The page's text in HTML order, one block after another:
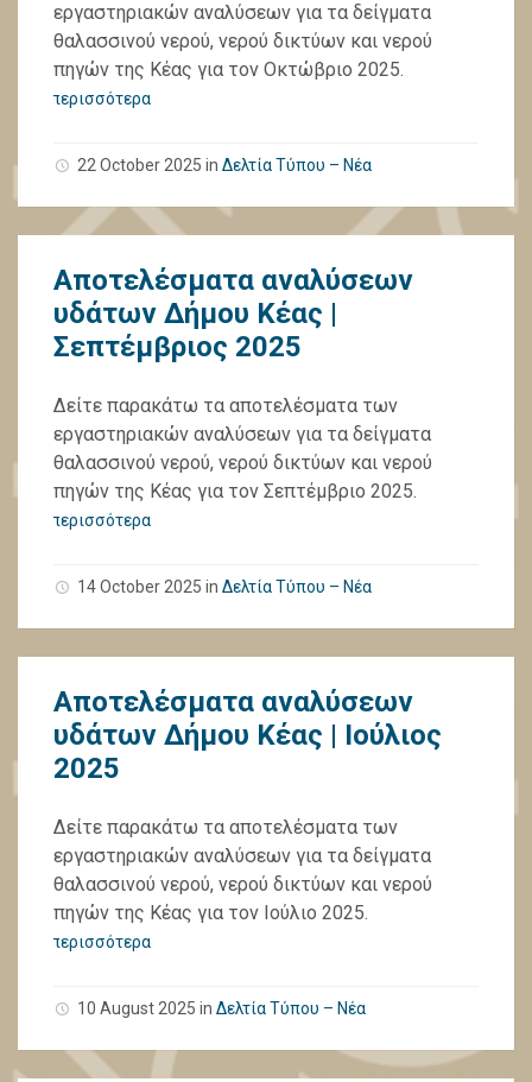
εργαστηριακών αναλύσεων για τα δείγματα
θαλασσινού νερού, νερού δικτύων και νερού
πηγών της Κέας για τον Οκτώβριο 2025.
περισσότερα
22 October 2025 in Δελτία Τύπου – Νέα
Αποτελέσματα αναλύσεων
υδάτων Δήμου Κέας |
Σεπτέμβριος 2025
Δείτε παρακάτω τα αποτελέσματα των
εργαστηριακών αναλύσεων για τα δείγματα
θαλασσινού νερού, νερού δικτύων και νερού
πηγών της Κέας για τον Σεπτέμβριο 2025.
περισσότερα
14 October 2025 in Δελτία Τύπου – Νέα
Αποτελέσματα αναλύσεων
υδάτων Δήμου Κέας | Ιούλιος
2025
Δείτε παρακάτω τα αποτελέσματα των
εργαστηριακών αναλύσεων για τα δείγματα
θαλασσινού νερού, νερού δικτύων και νερού
πηγών της Κέας για τον Ιούλιο 2025.
περισσότερα
10 August 2025 in Δελτία Τύπου – Νέα